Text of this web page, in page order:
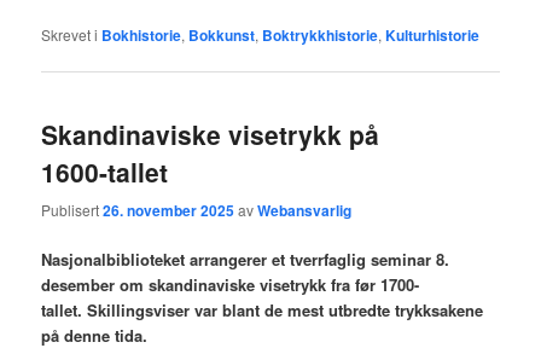
Skrevet i Bokhistorie, Bokkunst, Boktrykkhistorie,Kulturhistorie
Skandinaviske visetrykk på
1600-tallet
Publisert26. november 2025avWebansvarlig
Nasjonalbiblioteket arrangerer et tverrfaglig seminar 8.
desember om skandinaviske visetrykk fra før 1700-
tallet. Skillingsviser var blant de mest utbredte trykksakene
på denne tida.